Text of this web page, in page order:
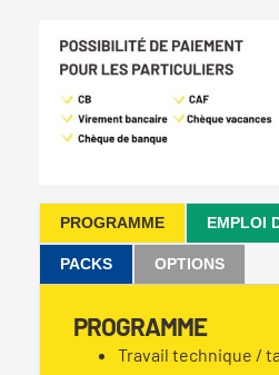
PROGRAMME EMPLOI
PACKS OPTIONS
PROGRAMME
Travail technique /